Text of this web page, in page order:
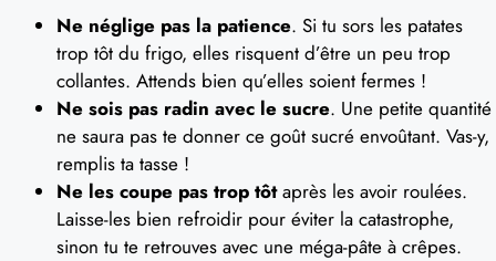
Ne néglige pas la patience. Si tu sors les patates
trop tôt du frigo, elles risquent d’être un peu trop
collantes. Attends bien qu’elles soient fermes !
Ne sois pas radin avec le sucre. Une petite quantité
ne saura pas te donner ce goût sucré envoûtant. Vas-y,
remplis ta tasse !
Ne les coupe pas trop tôtaprès les avoir roulées.
Laisse-les bien refroidir pour éviter la catastrophe,
sinon tu te retrouves avec une méga-pâte à crêpes.